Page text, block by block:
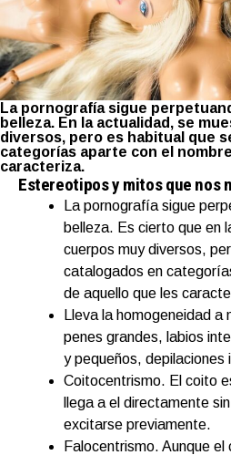
La pornografía sigue
belleza. En la actualidad, se
diversos, pero es habitual que
categorías aparte con el
caracteriza.
Estereotipos y mitos que nos
La pornografía sigue
belleza. Es cierto que en
cuerpos muy diversos,
catalogados en
de aquello que les
Lleva la homogeneidad a
penes grandes, labios
y pequeños, depilaciones
Coitocentrismo. El coito
llega a el directamente
excitarse previamente.
Falocentrismo. Aunque